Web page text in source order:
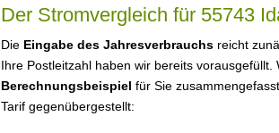
Der Stromvergleich für 55743
Die Eingabe des Jahresverbrauchs reicht
Ihre Postleitzahl haben wir bereits
Berechnungsbeispiel für Sie
Tarif gegenübergestellt: